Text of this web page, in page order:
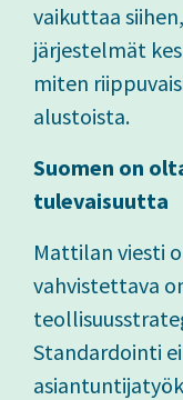
vaikuttaa
järjestelmät
miten
alustoista.
Suomen on
tulevaisuutta
Mattilan viesti
vahvistettava
Standardointi